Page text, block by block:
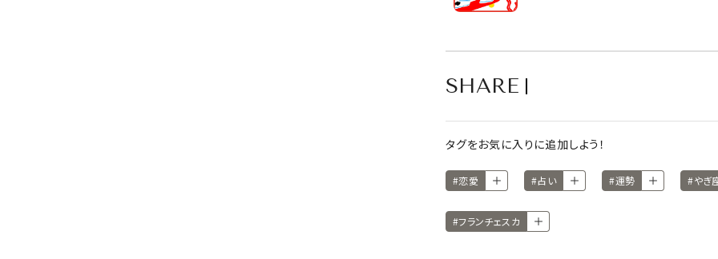
SHARE
タグをお気に入りに追加しよう！
#恋愛 #占い #運勢 #やぎ
#フランチェスカ